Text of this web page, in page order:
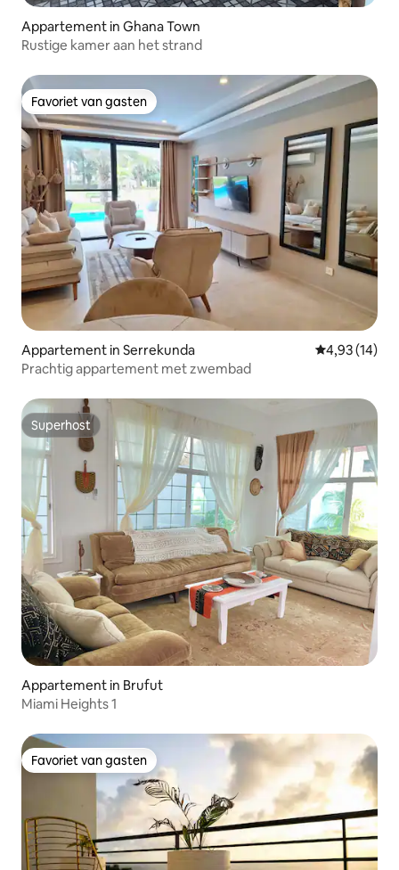
Appartement in Ghana Town
Rustige kamer aan het strand
Favoriet van gasten
Favoriet van gasten
Appartement in Serrekunda Gemiddelde
4,93 (14)
Prachtig appartement met zwembad
Superhost
Superhost
Appartement in Brufut
Miami Heights 1
Favoriet van gasten
Favoriet van gasten